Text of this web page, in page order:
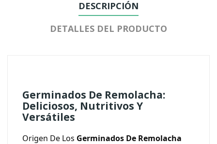
DESCRIPCIÓN
DETALLES DEL PRODUCTO
Germinados De Remolacha:
Deliciosos, Nutritivos Y
Versátiles
Origen De Los Germinados De Remolacha